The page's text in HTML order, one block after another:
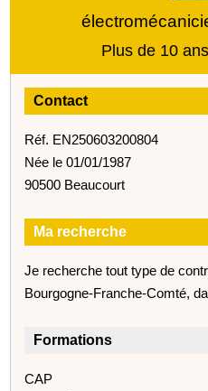
Plus de 10
Contact
Réf. EN250603200804
Née le 01/01/1987
90500 Beaucourt
Ma recherche
Je recherche tout type de
Bourgogne-Franche-Comté,
Formations
CAP